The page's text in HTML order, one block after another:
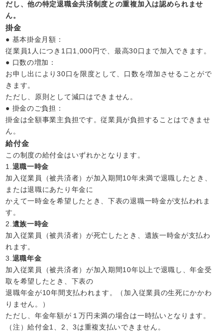
だし、他の特定退職金共済制度との重複加入は認められませ
ん。
掛金
● 基本掛金月額：
従業員1人につき1口1,000円で、最高30口まで加入できます。
● 口数の増加：
お申し出により30口を限度として、口数を増加させることがで
きます。
ただし、原則として減口はできません。
● 掛金のご負担：
掛金は全額事業主負担です。従業員が負担することはできませ
ん。
給付金
この制度の給付金はいずれかとなります。
1. 退職一時金
加入従業員（被共済者）が加入期間10年未満で退職したとき、
または退職にあたり年金に
かえて一時金を希望したとき、下表の退職一時金が支払われま
す。
2. 遺族一時金
加入従業員（被共済者）が死亡したとき、遺族一時金が支払わ
れます。
3. 退職年金
加入従業員（被共済者）が加入期間10年以上で退職し、年金受
取を希望したとき、下表の
退職年金が10年間支払われます。（加入従業員の生死にかかわ
りません。）
ただし、年金年額が１万円未満の場合は一時払いとなります。
（注）給付金1、2、3は重複支払いできません。